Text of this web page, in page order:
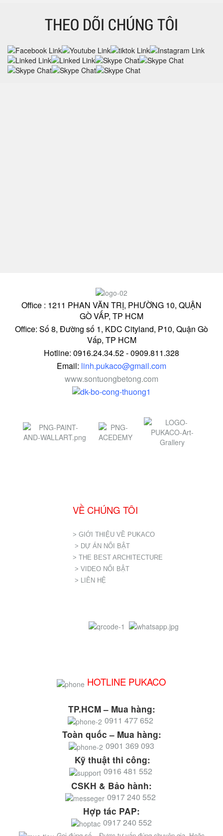
THEO DÕI CHÚNG TÔI
Office : 1211 PHAN VĂN TRỊ, PHƯỜNG 10, QUẬN
GÒ VẤP, TP HCM
Office: Số 8, Đường số 1, KDC Cityland, P10, Quận Gò
Vấp, TP HCM
Hotline: 0916.24.34.52 - 0909.811.328
Email: linh.pukaco@gmail.com
www.sontuongbetong.com
VỀ CHÚNG TÔI
> GIỚI THIỆU VỀ PUKACO
> DỰ ÁN NỔI BẬT
> THE BEST ARCHITECTURE
> VIDEO NỔI BẬT
> LIÊN HỆ
HOTLINE PUKACO
TP.HCM – Mua hàng:
0911 477 652
Toàn quốc – Mua hàng:
0901 369 093
Kỹ thuật thi công:
0916 481 552
CSKH & Bảo hành:
0917 240 552
Hợp tác PAP:
0917 240 552